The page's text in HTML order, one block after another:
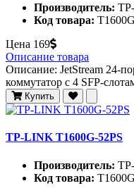
Производитель:
Код товара:
Цена 169
Описание товара
Описание: JetStream 24-
коммутатор с 4 SFP-
Купить
TP-LINK T1600G-52PS
Производитель:
Код товара: